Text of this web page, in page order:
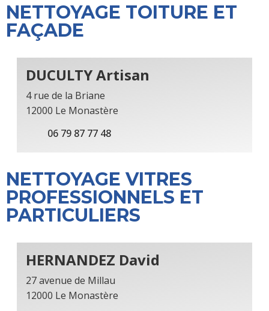
NETTOYAGE TOITURE ET
FAÇADE
DUCULTY Artisan
4 rue de la Briane
12000 Le Monastère
06 79 87 77 48
NETTOYAGE VITRES
PROFESSIONNELS ET
PARTICULIERS
HERNANDEZ David
27 avenue de Millau
12000 Le Monastère